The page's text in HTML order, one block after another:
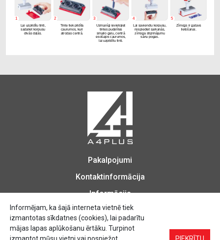
Biroja Preces, Zīmogu izgatavošana, Printēšana, Kopēšana, Iesiešana,
Pakalpojumi
Kontaktinformācija
Informācija
Informējam, ka šajā interneta vietnē tiek
izmantotas sīkdatnes (cookies), lai padarītu
mājas lapas aplūkošanu ērtāku. Turpinot